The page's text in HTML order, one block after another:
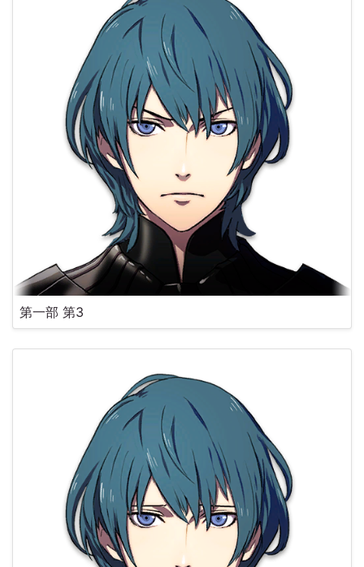
第一部 第3